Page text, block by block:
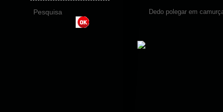
Pesquisa Dedo polegar em